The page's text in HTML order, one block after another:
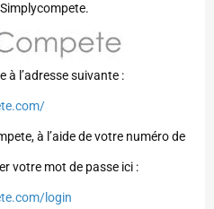
à l’adresse suivante :
à l’aide de votre numéro de
votre mot de passe ici :
login